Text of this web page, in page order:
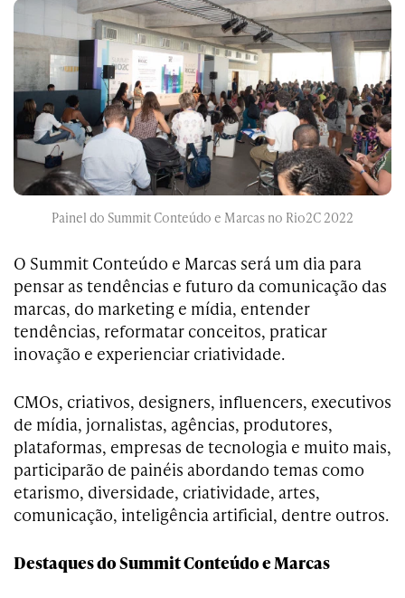
Painel do Summit Conteúdo e Marcas no Rio2C 2022
O Summit Conteúdo e Marcas será um dia para
pensar as tendências e futuro da comunicação das
marcas, do marketing e mídia, entender
tendências, reformatar conceitos, praticar
inovação e experienciar criatividade.
CMOs, criativos, designers, influencers, executivos
de mídia, jornalistas, agências, produtores,
plataformas, empresas de tecnologia e muito mais,
participarão de painéis abordando temas como
etarismo, diversidade, criatividade, artes,
comunicação, inteligência artificial, dentre outros.
Destaques do Summit Conteúdo e Marcas